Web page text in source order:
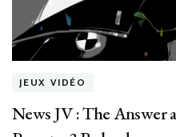
JEUX VIDÉO
News JV : The Answer